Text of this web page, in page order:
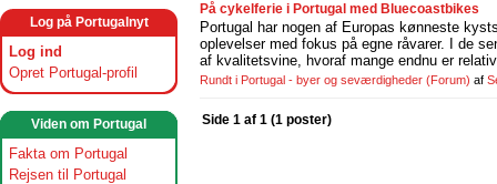
Log på Portugalnyt
Log ind
Opret Portugal-profil
Viden om Portugal
Fakta om Portugal
Rejsen til Portugal
På cykelferie i Portugal med Bluecoastbikes
Portugal har nogen af Europas kønneste
oplevelser med fokus på egne råvarer. I de
af kvalitetsvine, hvoraf mange endnu er
Rundt i Portugal - byer og seværdigheder (Forum) af
Side 1 af 1 (1 poster)